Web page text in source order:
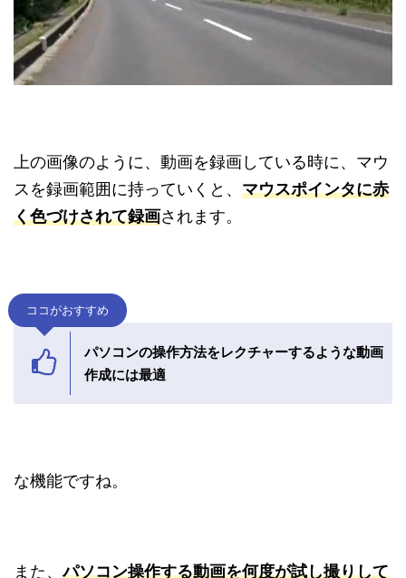
上の画像のように、動画を録画している時に、マウ
スを録画範囲に持っていくと、 マウスポインタに赤
く色づけされて録画されます。
ココがおすすめ
パソコンの操作方法をレクチャーするような動画
作成には最適
な機能ですね。
また、パソコン操作する動画を何度が試し撮りして